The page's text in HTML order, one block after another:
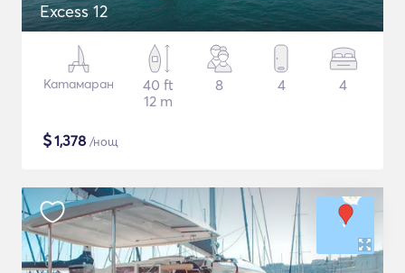
Excess 12
Катамаран
40 ft
12 m
8 4 4
$1,378 /нощ